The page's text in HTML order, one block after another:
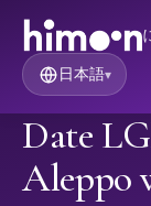
日本語▾
Date
Aleppo